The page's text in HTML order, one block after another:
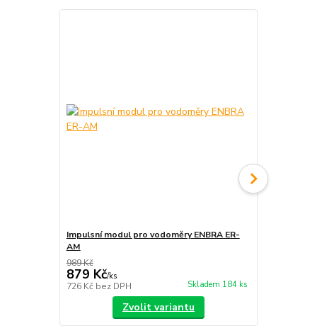
Impulsní modul pro vodoměry ENBRA ER-
AM
989 Kč
879 Kč/ks
726 Kč bez DPH Skladem 184 ks
Zvolit variantu